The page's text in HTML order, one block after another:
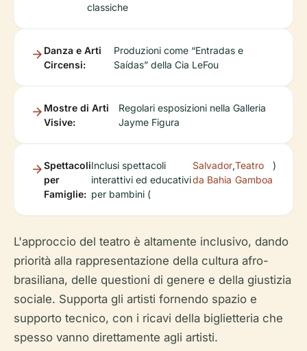
classiche
Danza e Arti
Circensi:
Produzioni come “Entradas e
Saídas” della Cia LeFou
Mostre di Arti
Visive:
Regolari esposizioni nella Galleria
Jayme Figura
Spettacoli
per
Famiglie:
Inclusi spettacoli
interattivi ed educativi
per bambini (
Salvador
da Bahia
,Teatro
Gamboa
)
L'approccio del teatro è altamente inclusivo, dando
priorità alla rappresentazione della cultura afro-
brasiliana, delle questioni di genere e della giustizia
sociale. Supporta gli artisti fornendo spazio e
supporto tecnico, con i ricavi della biglietteria che
spesso vanno direttamente agli artisti.